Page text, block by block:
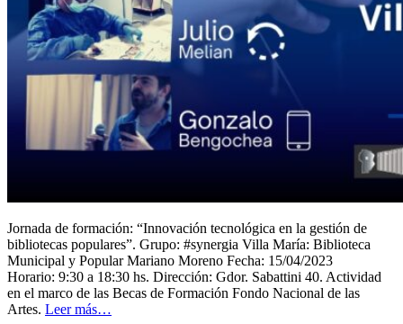
Jornada de formación: “Innovación tecnológica en la gestión de
bibliotecas populares”. Grupo: #synergia Villa María: Biblioteca
Municipal y Popular Mariano Moreno Fecha: 15/04/2023
Horario: 9:30 a 18:30 hs. Dirección: Gdor. Sabattini 40. Actividad
en el marco de las Becas de Formación Fondo Nacional de las
Artes. Leer más…